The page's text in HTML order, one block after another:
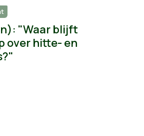
"Waar blijft
over hitte- en